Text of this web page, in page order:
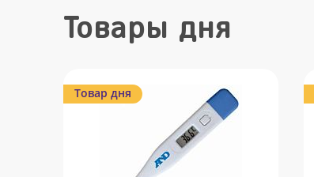
Товары дня
Товар дня